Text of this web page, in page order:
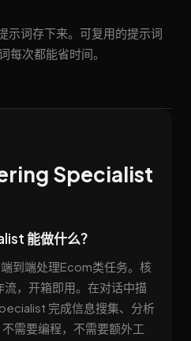
示词存下来。可复用的提示词
次都能省时间。
Specialist
能做什么？
到端处理Ecom类任务。核
流，开箱即用。在对话中描
完成信息搜集、分析
需要编程，不需要额外工